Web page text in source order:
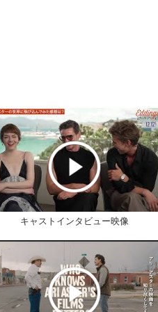
キャストインタビュー映像